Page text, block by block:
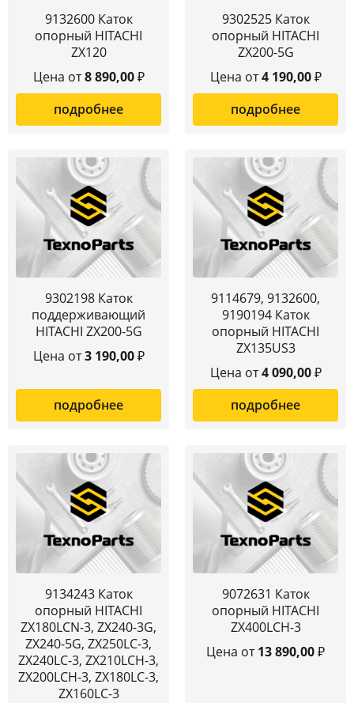
9132600 Каток
опорный HITACHI
ZX120
Цена от8 890,00₽
подробнее
9302525 Каток
опорный HITACHI
ZX200-5G
Цена от4 190,00₽
подробнее
9302198 Каток
поддерживающий
HITACHI ZX200-5G
Цена от3 190,00₽
подробнее
9114679, 9132600,
9190194 Каток
опорный HITACHI
ZX135US3
Цена от4 090,00₽
подробнее
9134243 Каток
опорный HITACHI
ZX180LCN-3, ZX240-3G,
ZX240-5G, ZX250LC-3,
ZX240LC-3, ZX210LCH-3,
ZX200LCH-3, ZX180LC-3,
ZX160LC-3
9072631 Каток
опорный HITACHI
ZX400LCH-3
Цена от13 890,00₽